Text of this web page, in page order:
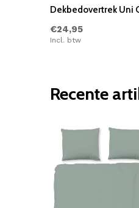
Dekbedovertrek Uni
€24,95
Incl. btw
Recente